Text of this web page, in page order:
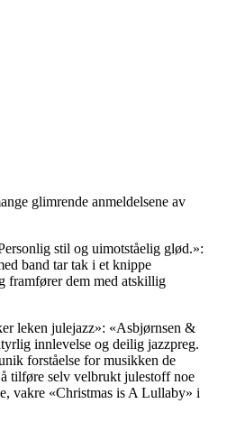
glimrende anmeldelsene av
stil og uimotståelig glød.»:
band tar tak i et knippe
framfører dem med atskillig
leken julejazz»: «Asbjørnsen &
innlevelse og deilig jazzpreg.
forståelse for musikken de
tilføre selv velbrukt julestoff noe
vakre «Christmas is A Lullaby» i